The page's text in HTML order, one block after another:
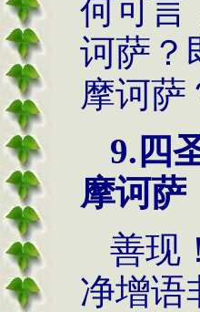
何可言
诃萨？
摩诃萨
9. 四
摩诃萨
善现
净增语